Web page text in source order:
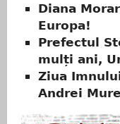
Diana
Europa!
Prefectul
mulți ani,
Ziua
Andrei